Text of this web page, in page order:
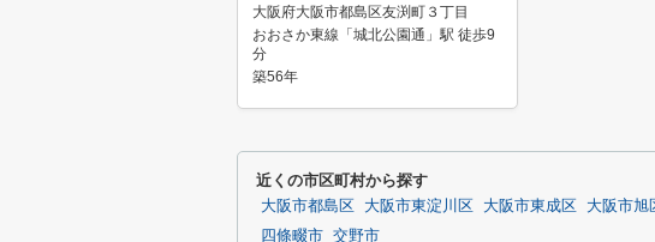
大阪府大阪市都島区友渕町３丁目
おおさか東線「城北公園通」駅 徒歩9
分
築56年
近くの市区町村から探す
大阪市都島区 大阪市東淀川区 大阪市東成区 大阪市旭
四條畷市 交野市